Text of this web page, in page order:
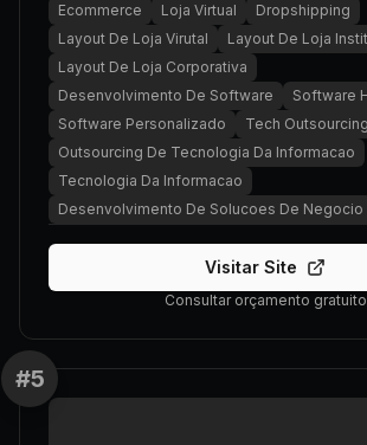
Ecommerce Loja Virtual
Dropshipping
Layout De Loja Virutal
Layout De Loja
Layout De Loja Corporativa
Desenvolvimento De Software
Software
Software Personalizado
Tech Outsourcing
Outsourcing De Tecnologia Da Informacao
Tecnologia Da Informacao
Desenvolvimento De Solucoes De Negocio
Visitar Site
Consultar orçamento gratuito
#5